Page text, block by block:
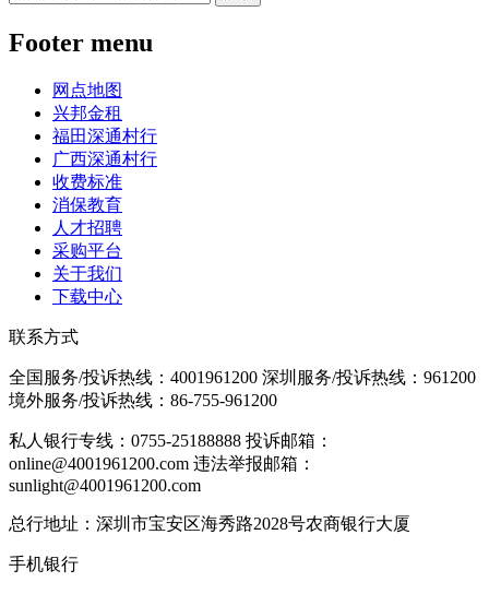
Footer menu
网点地图
兴邦金租
福田深通村行
广西深通村行
收费标准
消保教育
人才招聘
采购平台
关于我们
下载中心
联系方式
全国服务/投诉热线： 4001961200 深圳服务/投诉热线： 961200
境外服务/投诉热线： 86-755-961200
私人银行专线：0755-25188888 投诉邮箱：
online@4001961200.com 违法举报邮箱：
sunlight@4001961200.com
总行地址：深圳市宝安区海秀路2028号农商银行大厦
手机银行